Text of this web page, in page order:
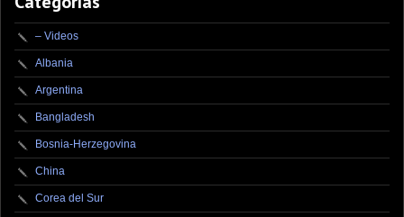
– Videos
Albania
Argentina
Bangladesh
Bosnia-Herzegovina
China
Corea del Sur